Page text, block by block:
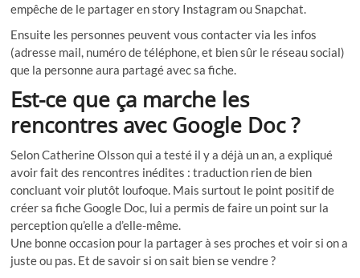
empêche de le partager en story Instagram ou Snapchat.
Ensuite les personnes peuvent vous contacter via les infos
(adresse mail, numéro de téléphone, et bien sûr le réseau social)
que la personne aura partagé avec sa fiche.
Est-ce que ça marche les
rencontres avec Google Doc ?
Selon Catherine Olsson qui a testé il y a déjà un an, a expliqué
avoir fait des rencontres inédites : traduction rien de bien
concluant voir plutôt loufoque. Mais surtout le point positif de
créer sa fiche Google Doc, lui a permis de faire un point sur la
perception qu’elle a d’elle-même.
Une bonne occasion pour la partager à ses proches et voir si on a
juste ou pas. Et de savoir si on sait bien se vendre ?